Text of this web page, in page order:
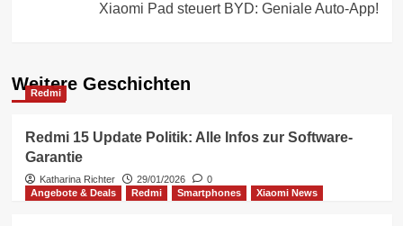
Xiaomi Pad steuert BYD: Geniale Auto-App!
Weitere Geschichten
Redmi
Redmi 15 Update Politik: Alle Infos zur Software-
Garantie
Katharina Richter 29/01/2026
0
Angebote & Deals
Redmi Smartphones Xiaomi News